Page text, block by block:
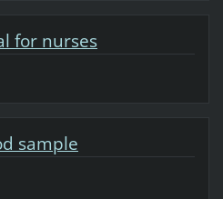
for nurses
sample